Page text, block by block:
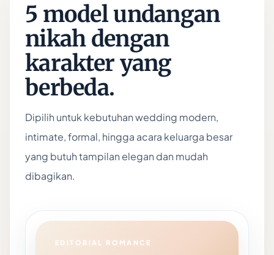
5 model undangan
nikah dengan
karakter yang
berbeda.
Dipilih untuk kebutuhan wedding modern,
intimate, formal, hingga acara keluarga besar
yang butuh tampilan elegan dan mudah
dibagikan.
EDITORIAL ROMANCE